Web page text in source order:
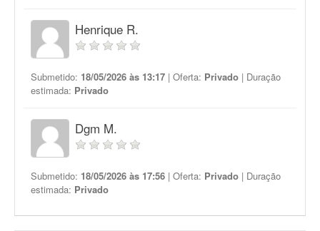
Henrique R.
Submetido: 18/05/2026 às 13:17 | Oferta: Privado | Duração
estimada: Privado
Dgm M.
Submetido: 18/05/2026 às 17:56 | Oferta: Privado | Duração
estimada: Privado